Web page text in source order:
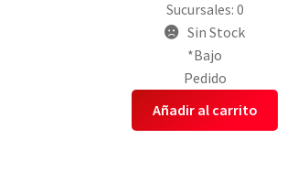
Sucursales: 0
Sin Stock
*Bajo
Pedido
Añadir al carrito